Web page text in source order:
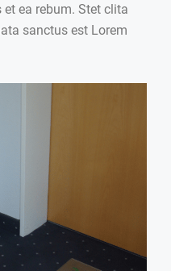
ea rebum. Stet clita
sanctus est Lorem